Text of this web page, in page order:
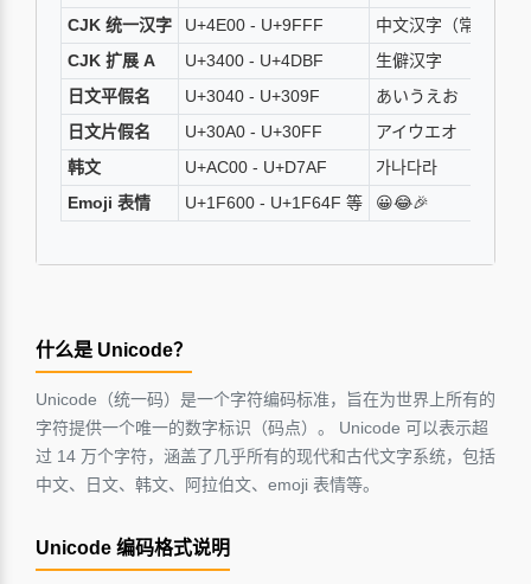
CJK 统一汉字
U+4E00 - U+9FFF
中文汉字（常用字）
CJK 扩展 A
U+3400 - U+4DBF
生僻汉字
日文平假名
U+3040 - U+309F
あいうえお
日文片假名
U+30A0 - U+30FF
アイウエオ
韩文
U+AC00 - U+D7AF
가나다라
Emoji 表情
U+1F600 - U+1F64F 等 😀😂🎉
什么是 Unicode？
Unicode（统一码）是一个字符编码标准，旨在为世界上所有的
字符提供一个唯一的数字标识（码点）。 Unicode 可以表示超
过 14 万个字符，涵盖了几乎所有的现代和古代文字系统，包括
中文、日文、韩文、阿拉伯文、emoji 表情等。
Unicode 编码格式说明